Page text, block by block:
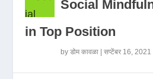
Social
in Top Position
byडोम कावळा |सप्टेंबर 16, 2021